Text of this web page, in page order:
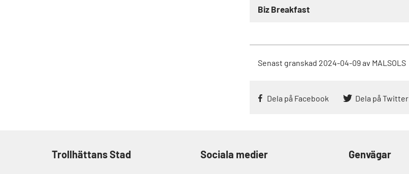
Biz Breakfast
Senast granskad 2024-04-09av MALSOLS
Dela på Facebook Dela på Twitter
Trollhättans Stad Sociala medier Genvägar